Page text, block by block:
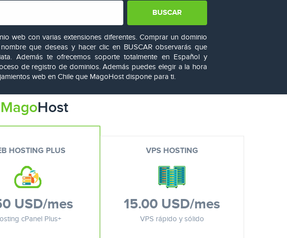
web con varias extensiones diferentes. Comprar un dominio
que deseas y hacer clic en BUSCAR observarás que
Además te ofrecemos soporte totalmente en Español y
de registro de dominios. Además puedes elegir a la hora
web en Chile que MagoHost dispone para ti.
MagoHost
HOSTING PLUS
USD/mes
cPanel Plus+
VPS HOSTING
15.00 USD/mes
VPS rápido y sólido